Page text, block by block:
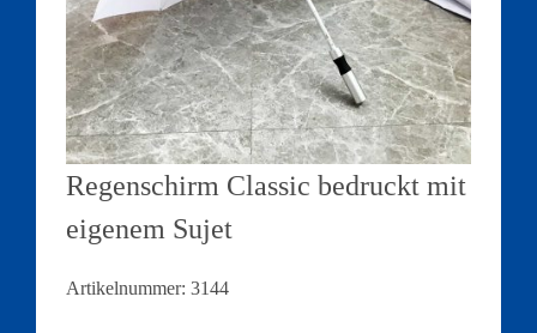
Regenschirm Classic bedruckt mit
eigenem Sujet
Artikelnummer: 3144